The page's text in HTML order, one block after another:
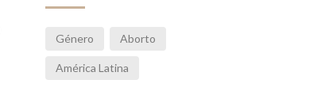
Género Aborto
América Latina